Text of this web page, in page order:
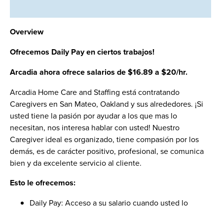
Overview
Ofrecemos Daily Pay en ciertos trabajos!
Arcadia ahora ofrece salarios de $16.89 a $20/hr.
Arcadia Home Care and Staffing está contratando
Caregivers en San Mateo, Oakland y sus alrededores. ¡Si
usted tiene la pasión por ayudar a los que mas lo
necesitan, nos interesa hablar con usted! Nuestro
Caregiver ideal es organizado, tiene compasión por los
demás, es de carácter positivo, profesional, se comunica
bien y da excelente servicio al cliente.
Esto le ofrecemos:
Daily Pay: Acceso a su salario cuando usted lo